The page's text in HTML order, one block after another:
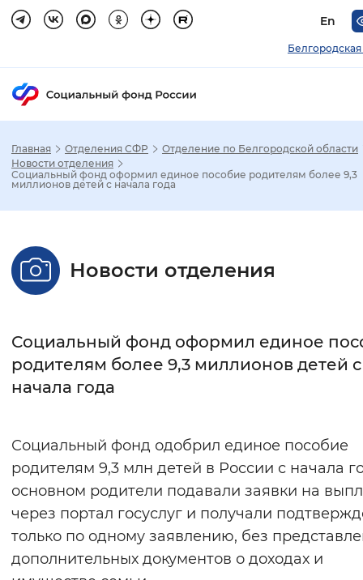
En
Белгородская
Стандартный Увеличенный
Без засечек С засечками
Цвет сайта
Монохромный Инверсивный
Синий фон
Главная Отделения СФР
Отделение по Белгородской области
Новости отделения
Социальный фонд оформил единое пособие родителям более 9,3
миллионов детей с начала года
Новости отделения
Социальный фонд оформил единое
родителям более 9,3 миллионов детей с
начала года
Социальный фонд одобрил единое пособие
родителям 9,3 млн детей в России с начала
основном родители подавали заявки на
через портал госуслуг и получали
только по одному заявлению, без
дополнительных документов о доходах и